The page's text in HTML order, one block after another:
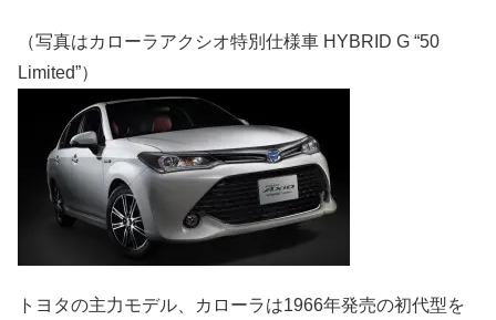
（写真はカローラアクシオ特別仕様車 HYBRID G “50
Limited”）
トヨタの主力モデル、カローラは1966年発売の初代型を